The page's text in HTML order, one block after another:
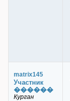
matrix145
Участник
������
Курган